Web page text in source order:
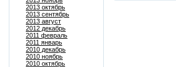
2013 октябрь
2013 сентябрь
2013 август
2012 декабрь
2011 февраль
2011 январь
2010 декабрь
2010 ноябрь
2010 октябрь